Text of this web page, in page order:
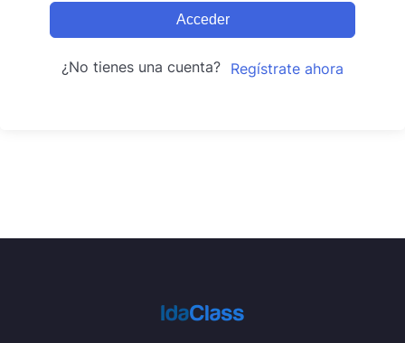
Acceder
¿No tienes una cuenta? Regístrate ahora